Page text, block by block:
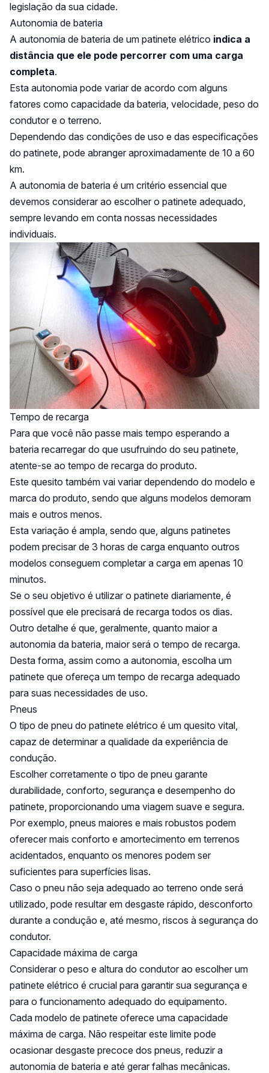
legislação da sua cidade.
Autonomia de bateria
A autonomia de bateria de um patinete elétrico indica a
distância que ele pode percorrer com uma carga
completa.
Esta autonomia pode variar de acordo com alguns
fatores como capacidade da bateria, velocidade, peso do
condutor e o terreno.
Dependendo das condições de uso e das especificações
do patinete, pode abranger aproximadamente de 10 a 60
km.
A autonomia de bateria é um critério essencial que
devemos considerar ao escolher o patinete adequado,
sempre levando em conta nossas necessidades
individuais.
Tempo de recarga
Para que você não passe mais tempo esperando a
bateria recarregar do que usufruindo do seu patinete,
atente-se ao tempo de recarga do produto.
Este quesito também vai variar dependendo do modelo e
marca do produto, sendo que alguns modelos demoram
mais e outros menos.
Esta variação é ampla, sendo que, alguns patinetes
podem precisar de 3 horas de carga enquanto outros
modelos conseguem completar a carga em apenas 10
minutos.
Se o seu objetivo é utilizar o patinete diariamente, é
possível que ele precisará de recarga todos os dias.
Outro detalhe é que, geralmente, quanto maior a
autonomia da bateria, maior será o tempo de recarga.
Desta forma, assim como a autonomia, escolha um
patinete que ofereça um tempo de recarga adequado
para suas necessidades de uso.
Pneus
O tipo de pneu do patinete elétrico é um quesito vital,
capaz de determinar a qualidade da experiência de
condução.
Escolher corretamente o tipo de pneu garante
durabilidade, conforto, segurança e desempenho do
patinete, proporcionando uma viagem suave e segura.
Por exemplo, pneus maiores e mais robustos podem
oferecer mais conforto e amortecimento em terrenos
acidentados, enquanto os menores podem ser
suficientes para superfícies lisas.
Caso o pneu não seja adequado ao terreno onde será
utilizado, pode resultar em desgaste rápido, desconforto
durante a condução e, até mesmo, riscos à segurança do
condutor.
Capacidade máxima de carga
Considerar o peso e altura do condutor ao escolher um
patinete elétrico é crucial para garantir sua segurança e
para o funcionamento adequado do equipamento.
Cada modelo de patinete oferece uma capacidade
máxima de carga. Não respeitar este limite pode
ocasionar desgaste precoce dos pneus, reduzir a
autonomia de bateria e até gerar falhas mecânicas.